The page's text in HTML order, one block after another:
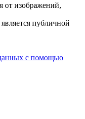
от изображений,
публичной
с помощью